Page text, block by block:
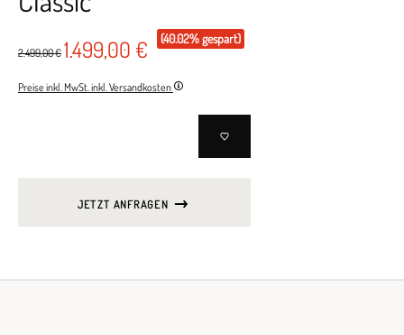
2.499,00 € 1.499,00 € (40.02% gespart)
Preise inkl. MwSt. inkl. Versandkosten
JETZT ANFRAGEN